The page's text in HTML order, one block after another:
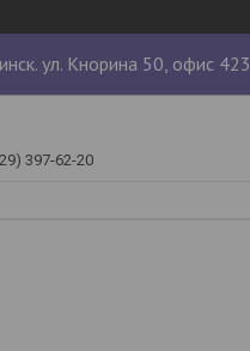
ул. Кнорина 50, офис 423
397-62-20